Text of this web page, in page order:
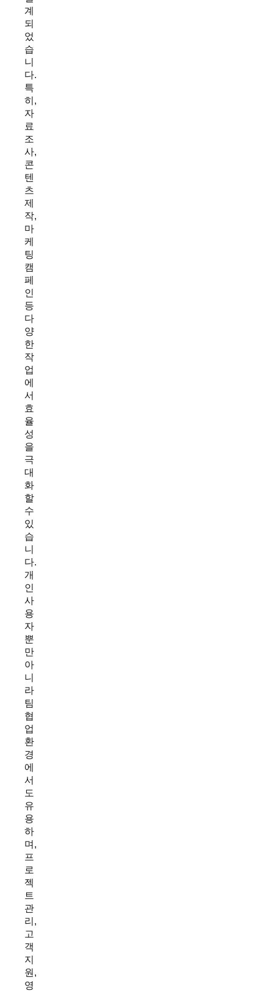
계
되
었
습
니
다.
특
히,
자
료
조
사,
콘
텐
츠
제
작,
마
케
팅
캠
페
인
등
다
양
한
작
업
에
서
효
율
성
을
극
대
화
할
수
있
습
니
다.
개
인
사
용
자
뿐
만
아
니
라
팀
협
업
환
경
에
서
도
유
용
하
며,
프
로
젝
트
관
리,
고
객
지
원,
영